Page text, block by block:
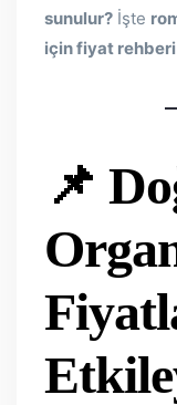
sunulur? İşte
için fiyat
📌